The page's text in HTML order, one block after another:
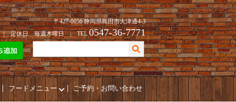
〒427-0056 静岡県島田市大津通4-3
| 定休日 毎週木曜日 | TEL0547-36-7771
フードメニュー ご予約・お問い合わせ